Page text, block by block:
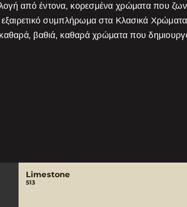
από έντονα, κορεσμένα χρώματα που
συμπλήρωμα στα Κλασικά
βαθιά, καθαρά χρώματα που
Limestone
513